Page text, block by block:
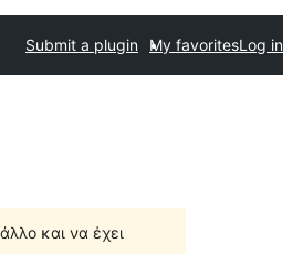
Submit a plugin My favoritesLog in
και να έχει